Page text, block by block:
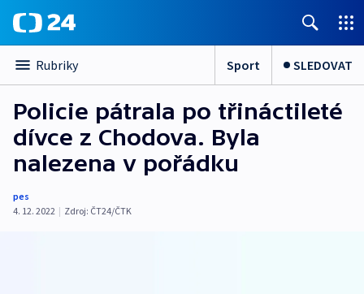
Rubriky Sport SLEDOVAT
Policie pátrala po třináctileté
dívce z Chodova. Byla
nalezena v pořádku
pes
4. 12. 2022 | Zdroj: ČT24/ČTK